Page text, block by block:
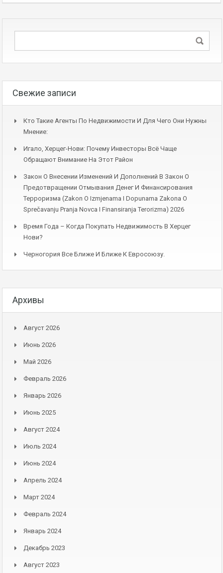
Свежие записи
Кто Такие Агенты По Недвижимости И Для Чего Они Нужны
Мнение:
Игало, Херцег-Нови: Почему Инвесторы Всё Чаще
Обращают Внимание На Этот Район
Закон О Внесении Изменений И Дополнений В Закон О
Предотвращении Отмывания Денег И Финансирования
Терроризма (Zakon O Izmjenama I Dopunama Zakona O
Sprečavanju Pranja Novca I Finansiranja Terorizma) 2026
Время Года – Когда Покупать Недвижимость В Херцег
Нови?
Черногория Все Ближе И Ближе К Евросоюзу.
Архивы
Август 2026
Июнь 2026
Май 2026
Февраль 2026
Январь 2026
Июнь 2025
Август 2024
Июль 2024
Июнь 2024
Апрель 2024
Март 2024
Февраль 2024
Январь 2024
Декабрь 2023
Август 2023